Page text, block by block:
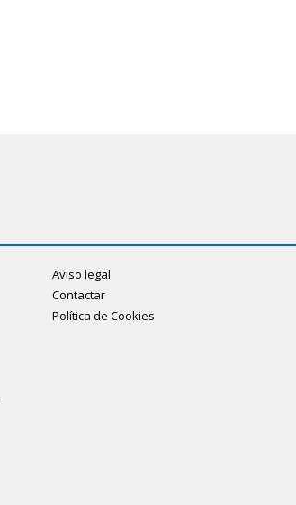
Aviso legal
Contactar
Política de Cookies